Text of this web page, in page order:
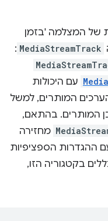
של המצלמה 'בזמן
MediaStreamTrack
:
עם היכולות
המותרים, למשל
המותרים. בהתאם,
מחזירה
ההגדרות הספציפיות
בקטגוריה הזו,